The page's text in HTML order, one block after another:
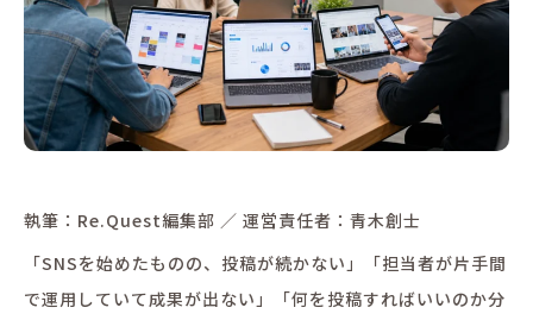
執筆： Re.Quest編集部 ／ 運営責任者： 青木創士
「SNSを始めたものの、投稿が続かない」「担当者が片手間
で運用していて成果が出ない」「何を投稿すればいいのか分